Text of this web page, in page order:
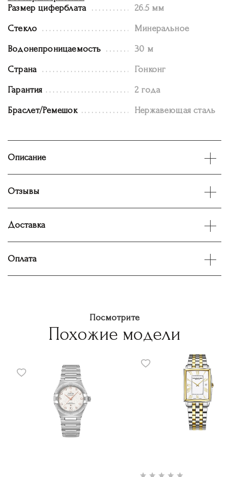
Размер циферблата
26.5 мм
Стекло Минеральное
Водонепроницаемость 30 м
Страна Гонконг
Гарантия 2 года
Браслет/Ремешок Нержавеющая сталь
Описание
Отзывы
Доставка
Оплата
Посмотрите
Похожие модели